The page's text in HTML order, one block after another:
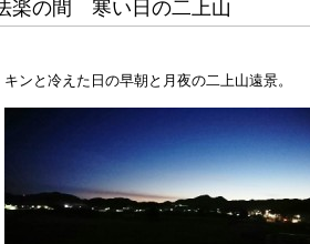
楽の間 寒い日の二上山
キンと冷えた日の早朝と月夜の二上山遠景。